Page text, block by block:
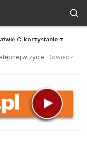
Ci korzystanie z
wizycie. Dowiedz